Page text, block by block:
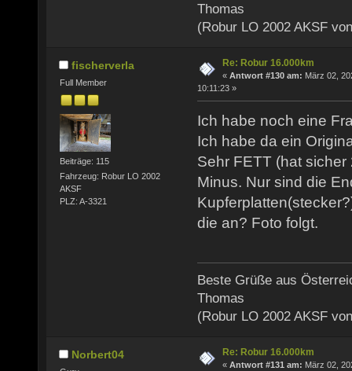
Thomas
(Robur LO 2002 AKSF
fischerverla
Full Member
Beiträge: 115
Fahrzeug: Robur LO 2002
AKSF
PLZ: A-3321
Re: Robur 16.000km
« Antwort #130 am: März 02,
10:11:23 »
Ich habe noch eine
Ich habe da ein
Sehr FETT (hat
Minus. Nur sind die
die an? Foto folgt.
Beste Grüße aus
Thomas
(Robur LO 2002 AKSF
Norbert04 Re: Robur 16.000km
« Antwort #131 am: März 02,